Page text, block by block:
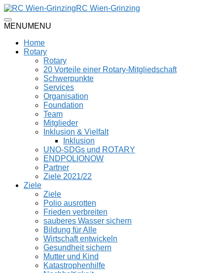
RC Wien-Grinzing
MENUMENU
Home
Rotary
Rotary
20 Vorteile einer Rotary-Mitgliedschaft
Schwerpunkte
Services
Organisation
Foundation
Team
Mitglieder
Inklusion & Vielfalt
Inklusion
UNO-SDGs und ROTARY
ENDPOLIONOW
Partner
Ziele 2021/22
Ziele
Ziele
Polio ausrotten
Frieden verbreiten
sauberes Wasser sichern
Bildung für Alle
Wirtschaft entwickeln
Gesundheit sichern
Mutter und Kind
Katastrophenhilfe